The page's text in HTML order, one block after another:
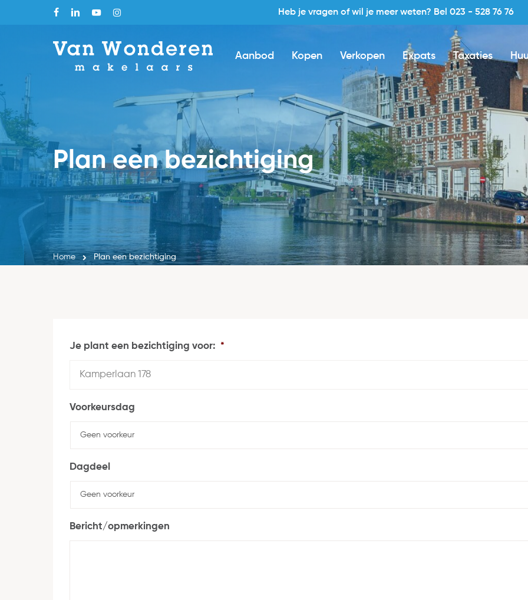
Heb je vragen of wil je meer weten? Bel 023 - 528 76 76
Aanbod Kopen Verkopen Expats Taxaties
Plan een bezichtiging
Home Plan een bezichtiging
Je plant een bezichtiging voor: *
Voorkeursdag
Dagdeel
Bericht/opmerkingen